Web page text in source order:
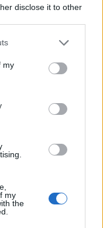
disclose it to other
or more Google
You may click to
third-party tags to
in below Google
my
my
the